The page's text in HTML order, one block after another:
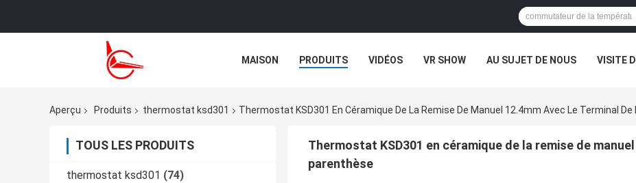
MAISON PRODUITS VIDÉOS VR SHOW AU SUJET DE NOUS VISITE
Aperçu
Produits thermostat ksd301 Thermostat KSD301 En Céramique De La Remise De Manuel 12.4mm Avec Le Terminal
TOUS LES PRODUITS
thermostat ksd301 (74)
Thermostat KSD301 en céramique de la remise de
parenthèse